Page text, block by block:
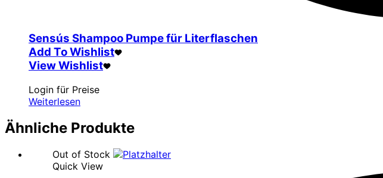
Sensús Shampoo Pumpe für Literflaschen
Add To Wishlist
View Wishlist
Login für Preise
Weiterlesen
Ähnliche Produkte
Out of Stock
Quick View